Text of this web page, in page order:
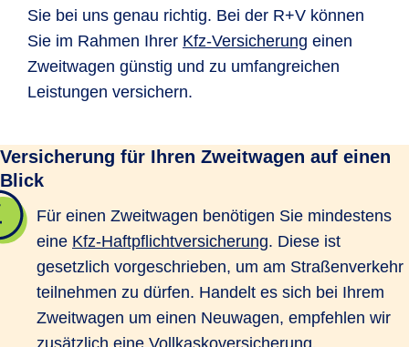
Sie bei uns genau richtig. Bei der R+V können
Sie im Rahmen Ihrer Kfz-Versicherung einen
Zweitwagen günstig und zu umfangreichen
Leistungen versichern.
Versicherung für Ihren Zweitwagen auf einen
Blick
Für einen Zweitwagen benötigen Sie mindestens
eine Kfz-Haftpflichtversicherung. Diese ist
gesetzlich vorgeschrieben, um am Straßenverkehr
teilnehmen zu dürfen. Handelt es sich bei Ihrem
Zweitwagen um einen Neuwagen, empfehlen wir
zusätzlich eine Vollkaskoversicherung.